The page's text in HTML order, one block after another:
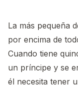
La más pequeña
por encima de
Cuando tiene
un príncipe y se
él necesita tener